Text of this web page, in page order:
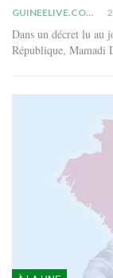
GUINEELIVE.COM
Dans un décret lu au
République, Mamadi